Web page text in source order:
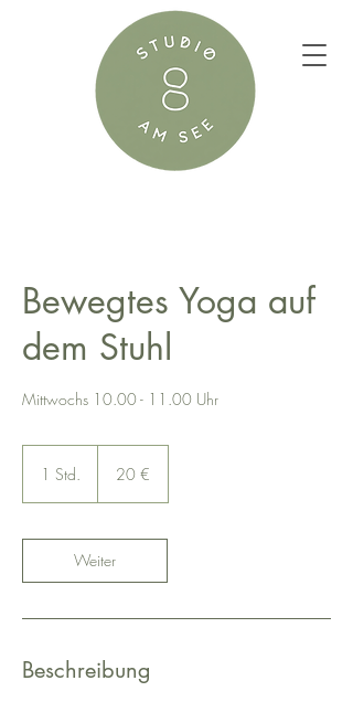
Bewegtes Yoga auf
dem Stuhl
Mittwochs 10.00 - 11.00 Uhr
1 Std.
d
20 €
Weiter
Beschreibung